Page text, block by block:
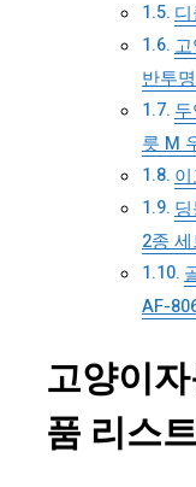
반투
릇 M
2종
AF-
고양이
품 리스